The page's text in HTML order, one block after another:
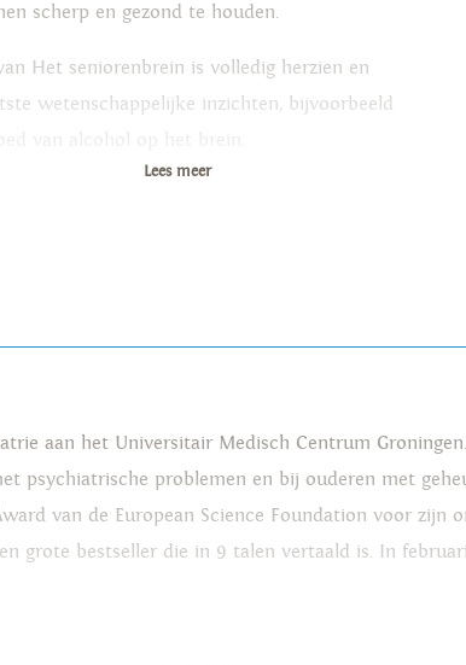
scherp en gezond te houden.
Het seniorenbrein is volledig herzien en
wetenschappelijke inzichten, bijvoorbeeld
Lees meer
aan het Universitair Medisch Centrum
psychiatrische problemen en bij ouderen met
van de European Science Foundation voor zijn
grote bestseller die in 9 talen vertaald is. In